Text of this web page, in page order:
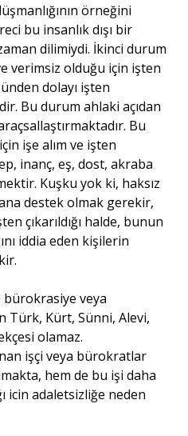
örneğini
bu insanlık dışı bir
dilimiydi. İkinci durum
verimsiz olduğu için işten
dolayı işten
Bu durum ahlaki açıdan
Bu
işe alım ve işten
inanç, eş, dost, akraba
Kuşku yok ki, haksız
destek olmak gerekir,
çıkarıldığı halde, bunun
iddia eden kişilerin
veya
Türk, Kürt, Sünni, Alevi,
olamaz.
işçi veya bürokratlar
hem de bu işi daha
icin adaletsizliğe neden